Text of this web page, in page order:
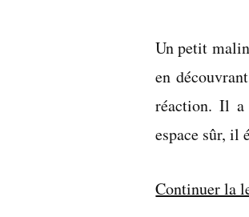
Un petit
en
réaction. Il a
espace sûr, il
Continuer la